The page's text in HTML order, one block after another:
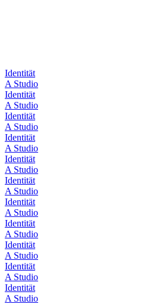
Identität
A Studio
Identität
A Studio
Identität
A Studio
Identität
A Studio
Identität
A Studio
Identität
A Studio
Identität
A Studio
Identität
A Studio
Identität
A Studio
Identität
A Studio
Identität
A Studio